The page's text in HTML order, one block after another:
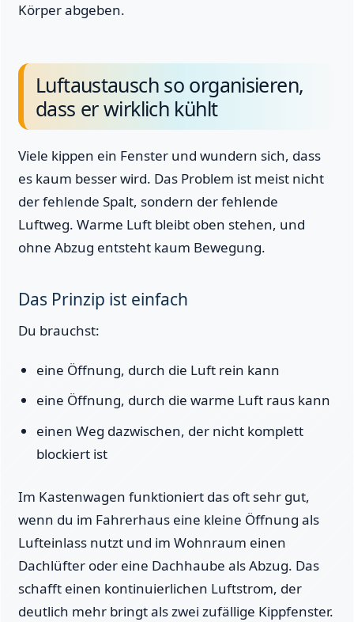
Körper abgeben.
Luftaustausch so organisieren,
dass er wirklich kühlt
Viele kippen ein Fenster und wundern sich, dass
es kaum besser wird. Das Problem ist meist nicht
der fehlende Spalt, sondern der fehlende
Luftweg. Warme Luft bleibt oben stehen, und
ohne Abzug entsteht kaum Bewegung.
Das Prinzip ist einfach
Du brauchst:
eine Öffnung, durch die Luft rein kann
eine Öffnung, durch die warme Luft raus kann
einen Weg dazwischen, der nicht komplett
blockiert ist
Im Kastenwagen funktioniert das oft sehr gut,
wenn du im Fahrerhaus eine kleine Öffnung als
Lufteinlass nutzt und im Wohnraum einen
Dachlüfter oder eine Dachhaube als Abzug. Das
schafft einen kontinuierlichen Luftstrom, der
deutlich mehr bringt als zwei zufällige Kippfenster.